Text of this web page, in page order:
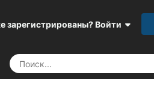
зарегистрированы? Войти